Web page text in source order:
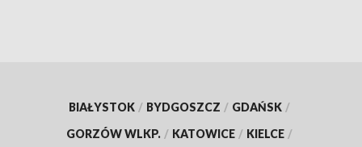
BIAŁYSTOK / BYDGOSZCZ / GDAŃSK /
GORZÓW WLKP. / KATOWICE / KIELCE /